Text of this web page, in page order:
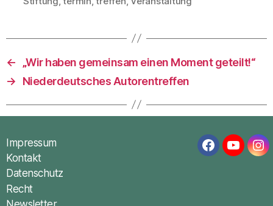
←
„Wir haben gemeinsam einen Moment geteilt!“
→
Niederdeutsches Autorentreffen
Impressum
Kontakt
Datenschutz
Recht
Facebook